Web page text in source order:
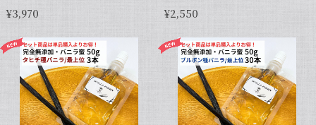
¥3,970 ¥2,550